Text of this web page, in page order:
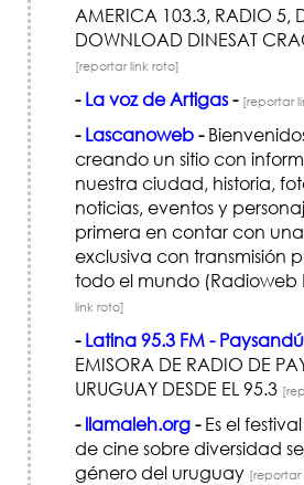
AMERICA 103.3, RADIO 5,
DOWNLOAD DINESAT
[reportar link roto]
- La voz de Artigas- [reportar
- Lascanoweb-
creando un sitio con
nuestra ciudad, historia,
noticias, eventos y
primera en contar con
exclusiva con transmisión
todo el mundo (Radioweb
link roto]
- Latina 95.3 FM - Paysandú
EMISORA DE RADIO DE
URUGUAY DESDE EL 95.3
- llamaleh.org-Es el
de cine sobre diversidad
género del uruguay [reportar